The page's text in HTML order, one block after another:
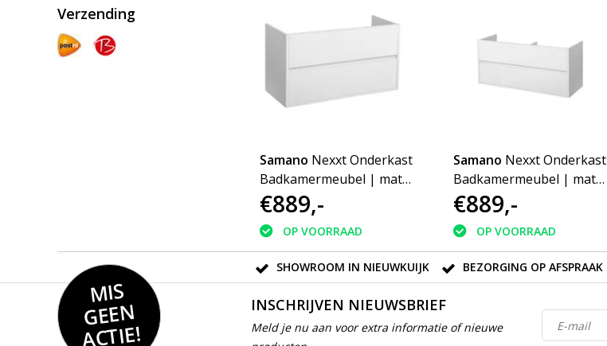
Verzending
Samano Nexxt Onderkast
Badkamermeubel | mat
wit | 120 cm | greeploos
| 2 lades | softclose|1
sifonuitsparing
€889,-
OP VOORRAAD
Samano Nexxt Onderkast
Badkamermeubel | mat
wit | 120 cm | greeploos
| 2 lades | softclose|2
sifonuitsparing
€889,-
OP VOORRAAD
SHOWROOM IN NIEUWKUIJK BEZORGING OP AFSPRAAK
MIS
GEE
N
ACTIE!
INSCHRIJVEN NIEUWSBRIEF
Meld je nu aan voor extra informatie of nieuwe